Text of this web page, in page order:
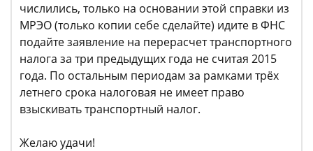
числились, только на основании этой справки из
МРЭО (только копии себе сделайте) идите в ФНС
подайте заявление на перерасчет транспортного
налога за три предыдущих года не считая 2015
года. По остальным периодам за рамками трёх
летнего срока налоговая не имеет право
взыскивать транспортный налог.
Желаю удачи!